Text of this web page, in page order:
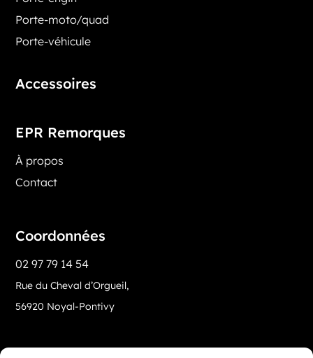
Porte-moto/quad
Porte-véhicule
Accessoires
EPR Remorques
À propos
Contact
Coordonnées
02 97 79 14 54
Rue du Cheval d’Orgueil,
56920 Noyal-Pontivy